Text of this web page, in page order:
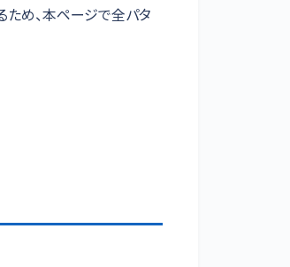
ため、本ページで全パタ